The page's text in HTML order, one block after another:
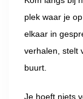
plek waar je
elkaar in
verhalen, stelt
buurt.
Je hoeft niets